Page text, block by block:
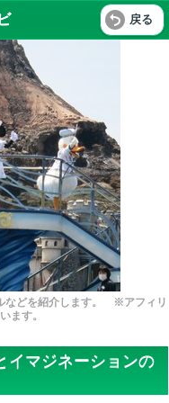
戻る
などを紹介します。 ※アフィリ
ます。
イマジネーションの